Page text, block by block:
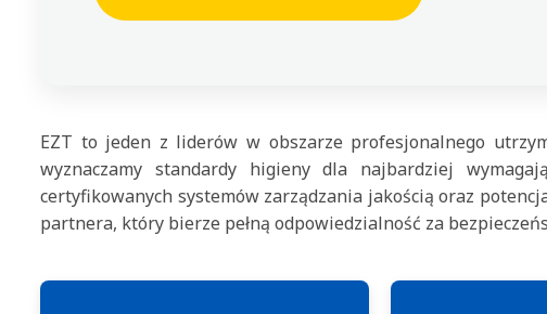
EZT to jeden z liderów w obszarze profesjonalnego
wyznaczamy standardy higieny dla najbardziej
certyfikowanych systemów zarządzania jakością oraz
partnera, który bierze pełną odpowiedzialność za